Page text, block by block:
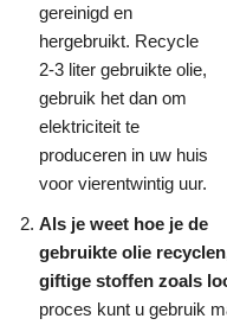
gereinigd en
hergebruikt. Recycle
2-3 liter gebruikte olie,
gebruik het dan om
elektriciteit te
produceren in uw huis
voor vierentwintig uur.
Als je weet hoe je de
gebruikte olie
giftige stoffen zoals
proces kunt u gebruik